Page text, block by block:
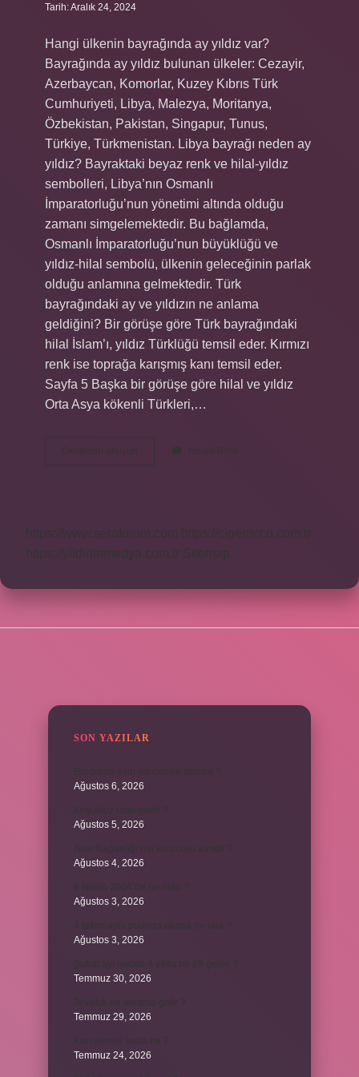
Tarih: Aralık 24, 2024
Hangi ülkenin bayrağında ay yıldız var?
Bayrağında ay yıldız bulunan ülkeler: Cezayir,
Azerbaycan, Komorlar, Kuzey Kıbrıs Türk
Cumhuriyeti, Libya, Malezya, Moritanya,
Özbekistan, Pakistan, Singapur, Tunus,
Türkiye, Türkmenistan. Libya bayrağı neden ay
yıldız? Bayraktaki beyaz renk ve hilal-yıldız
sembolleri, Libya’nın Osmanlı
İmparatorluğu’nun yönetimi altında olduğu
zamanı simgelemektedir. Bu bağlamda,
Osmanlı İmparatorluğu’nun büyüklüğü ve
yıldız-hilal sembolü, ülkenin geleceğinin parlak
olduğu anlamına gelmektedir. Türk
bayrağındaki ay ve yıldızın ne anlama
geldiğini? Bir görüşe göre Türk bayrağındaki
hilal İslam’ı, yıldız Türklüğü temsil eder. Kırmızı
renk ise toprağa karışmış kanı temsil eder.
Sayfa 5 Başka bir görüşe göre hilal ve yıldız
Orta Asya kökenli Türkleri,…
Devamını okuyun
Ay
Yorum Bırak
https://www.seraforum.com
https://cigerricco.com.tr
https://yildirimmedya.com.tr
Sitemap
SON YAZILAR
Ağustos 6, 2026
Ağustos 5, 2026
Ağustos 4, 2026
Ağustos 3, 2026
Ağustos 3, 2026
Temmuz 30, 2026
Temmuz 29, 2026
Temmuz 24, 2026